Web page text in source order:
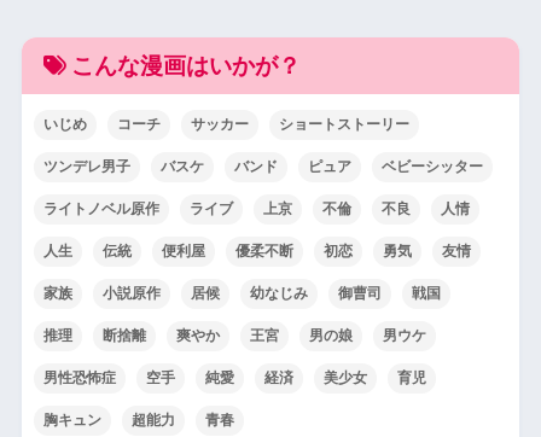
こんな漫画はいかが？
いじめ コーチ サッカー ショートストーリー
ツンデレ男子 バスケ バンド ピュア ベビーシッター
ライトノベル原作 ライブ 上京 不倫 不良 人情
人生 伝統 便利屋 優柔不断 初恋 勇気 友情
家族 小説原作 居候 幼なじみ 御曹司 戦国
推理 断捨離 爽やか 王宮 男の娘 男ウケ
男性恐怖症 空手 純愛 経済 美少女 育児
胸キュン 超能力 青春